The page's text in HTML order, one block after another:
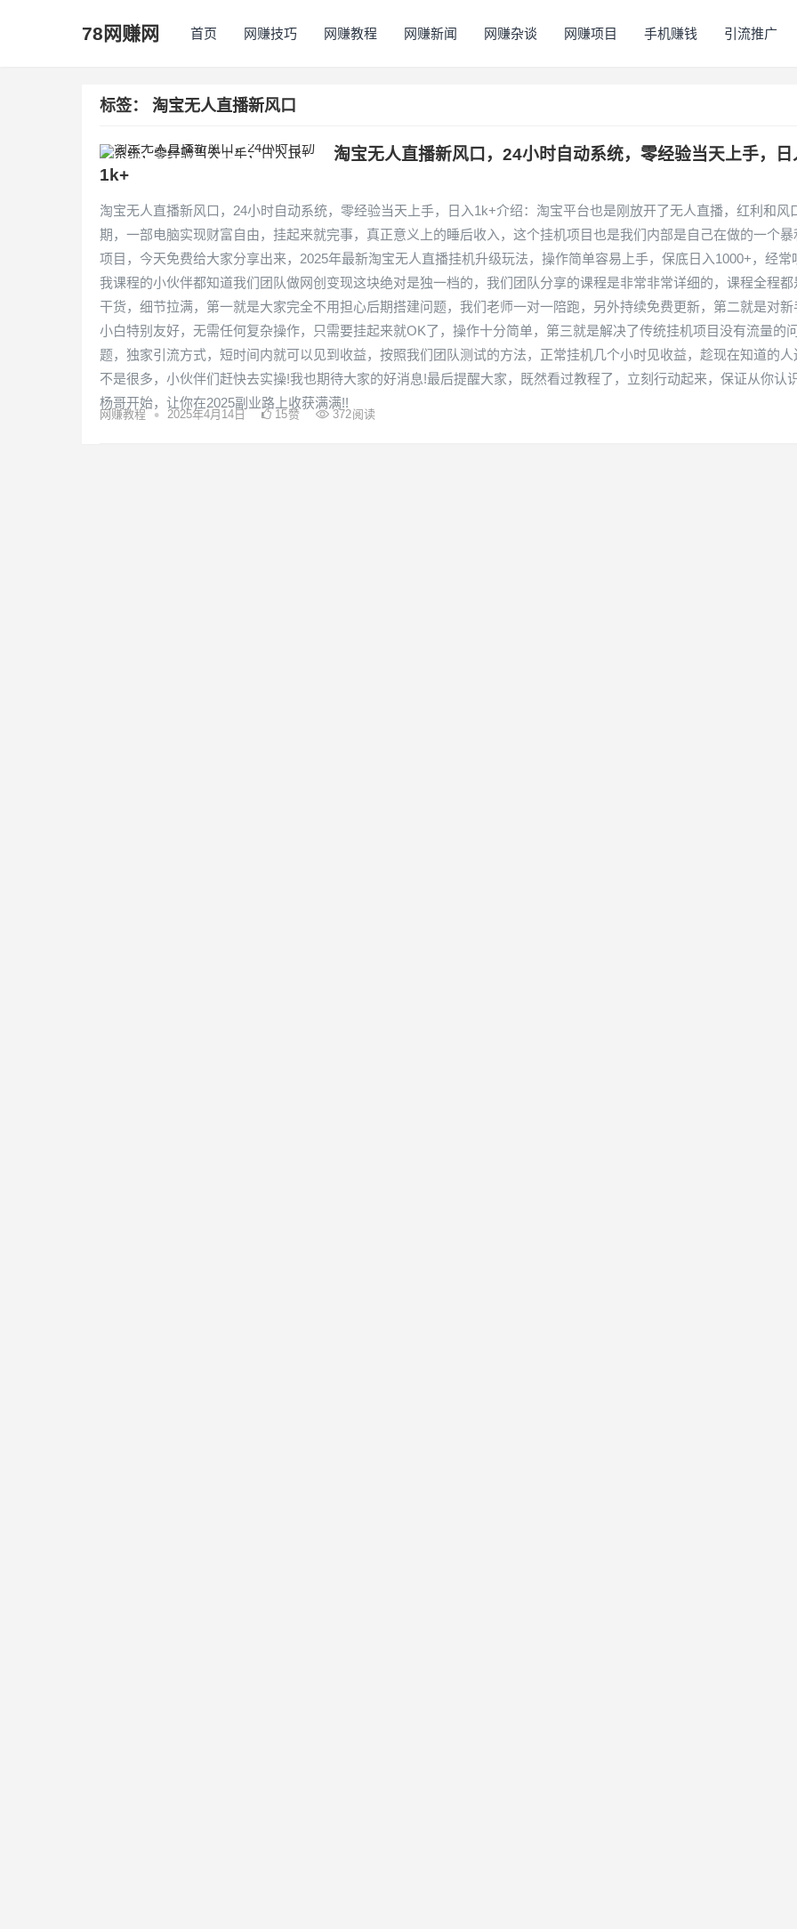
78网赚网 首页 网赚技巧 网赚教程 网赚新闻 网赚杂谈 网赚项目 手机赚钱 引流推广
标签： 淘宝无人直播新风口
淘宝无人直播新风口，24小时自动系统，零经验当天上手，日
1k+
淘宝无人直播新风口，24小时自动系统，零经验当天上手，日入1k+介绍：淘宝平台也是刚放开了无人直播，红利和风
期，一部电脑实现财富自由，挂起来就完事，真正意义上的睡后收入，这个挂机项目也是我们内部是自己在做的一个暴
项目，今天免费给大家分享出来，2025年最新淘宝无人直播挂机升级玩法，操作简单容易上手，保底日入1000+，经常
我课程的小伙伴都知道我们团队做网创变现这块绝对是独一档的，我们团队分享的课程是非常非常详细的，课程全程都
干货，细节拉满，第一就是大家完全不用担心后期搭建问题，我们老师一对一陪跑，另外持续免费更新，第二就是对新
小白特别友好，无需任何复杂操作，只需要挂起来就OK了，操作十分简单，第三就是解决了传统挂机项目没有流量的
题，独家引流方式，短时间内就可以见到收益，按照我们团队测试的方法，正常挂机几个小时见收益，趁现在知道的人
不是很多，小伙伴们赶快去实操!我也期待大家的好消息!最后提醒大家，既然看过教程了，立刻行动起来，保证从你认
杨哥开始，让你在2025副业路上收获满满!!
网赚教程 • 2025年4月14日 15赞 372阅读